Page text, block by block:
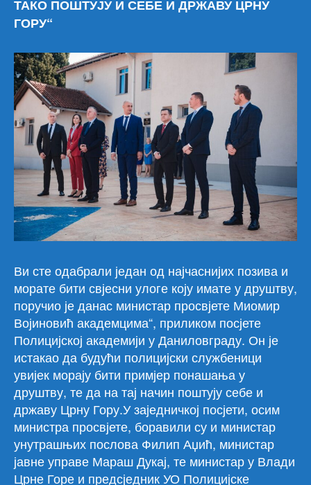
ТАКО ПОШТУЈУ И СЕБЕ И ДРЖАВУ ЦРНУ
ГОРУ“
Ви сте одабрали један од најчаснијих позива и
морате бити свјесни улоге коју имате у друштву,
поручио је данас министар просвјете Миомир
Војиновић академцима“, приликом посјете
Полицијској академији у Даниловграду. Он је
истакао да будући полицијски службеници
увијек морају бити примјер понашања у
друштву, те да на тај начин поштују себе и
државу Црну Гору.У заједничкој посјети, осим
министра просвјете, боравили су и министар
унутрашњих послова Филип Аџић, министар
јавне управе Мараш Дукај, те министар у Влади
Црне Горе и предсједник УО Полицијске